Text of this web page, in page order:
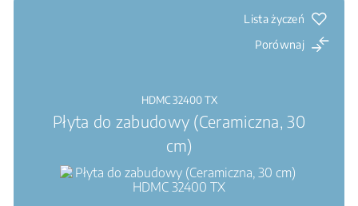
Lista życzeń
Porównaj
HDMC 32400 TX
Płyta do zabudowy (Ceramiczna, 30
cm)